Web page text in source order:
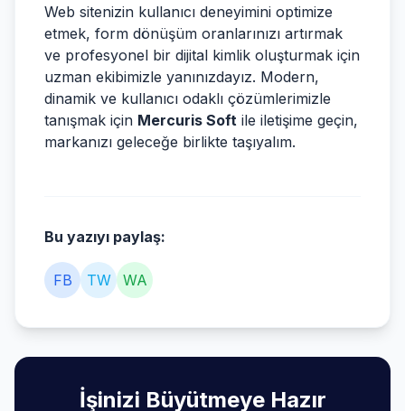
Web sitenizin kullanıcı deneyimini optimize
etmek, form dönüşüm oranlarınızı artırmak
ve profesyonel bir dijital kimlik oluşturmak için
uzman ekibimizle yanınızdayız. Modern,
dinamik ve kullanıcı odaklı çözümlerimizle
tanışmak için Mercuris Soft ile iletişime geçin,
markanızı geleceğe birlikte taşıyalım.
Bu yazıyı paylaş:
FB TW WA
İşinizi Büyütmeye Hazır